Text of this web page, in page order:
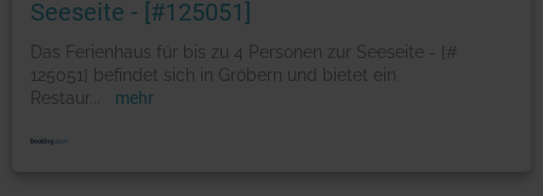
Seeseite - [#125051]
Das Ferienhaus für bis zu 4 Personen zur Seeseite - [#
125051] befindet sich in Gröbern und bietet ein
Restaur
mehr